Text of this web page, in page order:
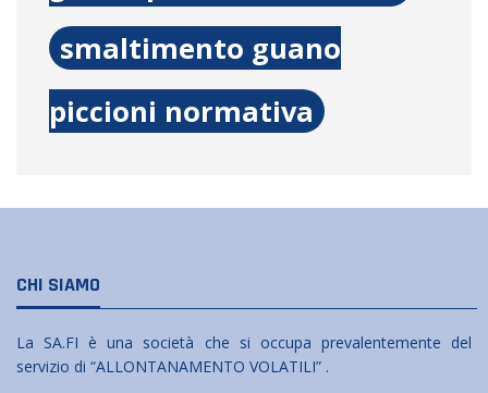
smaltimento guano
piccioni normativa
CHI SIAMO
La SA.FI è una società che si occupa prevalentemente del
servizio di “ALLONTANAMENTO VOLATILI” .